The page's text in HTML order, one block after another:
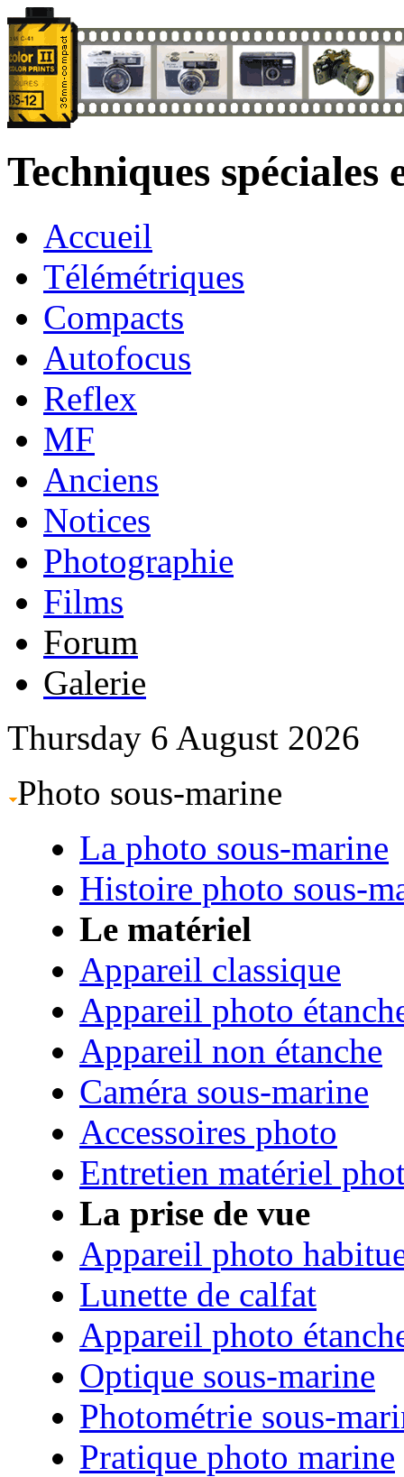
Techniques
Accueil
Télémétriques
Compacts
Autofocus
Reflex
MF
Anciens
Notices
Photographie
Films
Forum
Galerie
Thursday 6 August 2026
Photo sous-marine
La photo sous-marine
Histoire photo sous-
Le matériel
Appareil classique
Appareil photo
Appareil non étanche
Caméra sous-marine
Accessoires photo
Entretien matériel
La prise de vue
Appareil photo
Lunette de calfat
Appareil photo
Optique sous-marine
Photométrie sous-
Pratique photo marine